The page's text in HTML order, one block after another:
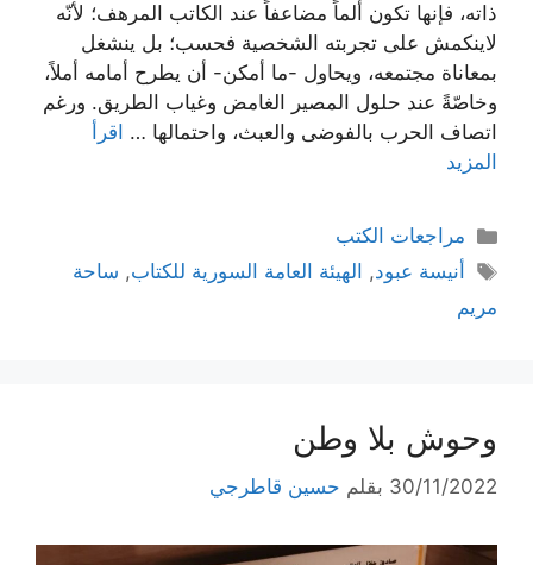
ذاته، فإنها تكون ألماً مضاعفاً عند الكاتب المرهف؛ لأنّه
لاينكمش على تجربته الشخصية فحسب؛ بل ينشغل
بمعاناة مجتمعه، ويحاول -ما أمكن- أن يطرح أمامه أملاً،
وخاصّةً عند حلول المصير الغامض وغياب الطريق. ورغم
اتصاف الحرب بالفوضى والعبث، واحتمالها … اقرأ
المزيد
التصنيفات
مراجعات الكتب
الوسوم
أنيسة عبود, الهيئة العامة السورية للكتاب, ساحة
مريم
وحوش بلا وطن
30/11/2022 بقلم حسين قاطرجي